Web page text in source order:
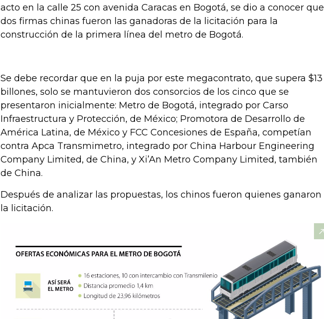
acto en la calle 25 con avenida Caracas en Bogotá, se dio a conocer que
dos firmas chinas fueron las ganadoras de la licitación para la
construcción de la primera línea del metro de Bogotá.
Se debe recordar que en la puja por este megacontrato, que supera $13
billones, solo se mantuvieron dos consorcios de los cinco que se
presentaron inicialmente: Metro de Bogotá, integrado por Carso
Infraestructura y Protección, de México; Promotora de Desarrollo de
América Latina, de México y FCC Concesiones de España, competían
contra Apca Transmimetro, integrado por China Harbour Engineering
Company Limited, de China, y Xi’An Metro Company Limited, también
de China.
Después de analizar las propuestas, los chinos fueron quienes ganaron
la licitación.